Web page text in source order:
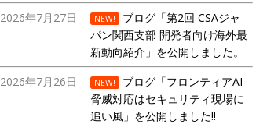
2026年7月27日
NEW!
ブログ「第2回 CSAジャ
パン関西支部 開発者向け海外最
新動向紹介」を公開しました。
2026年7月26日
NEW!
ブログ「フロンティアAI
脅威対応はセキュリティ現場に
追い風」を公開しました!!